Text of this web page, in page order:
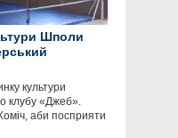
Шполи
культури
клубу «Джеб».
аби посприяти